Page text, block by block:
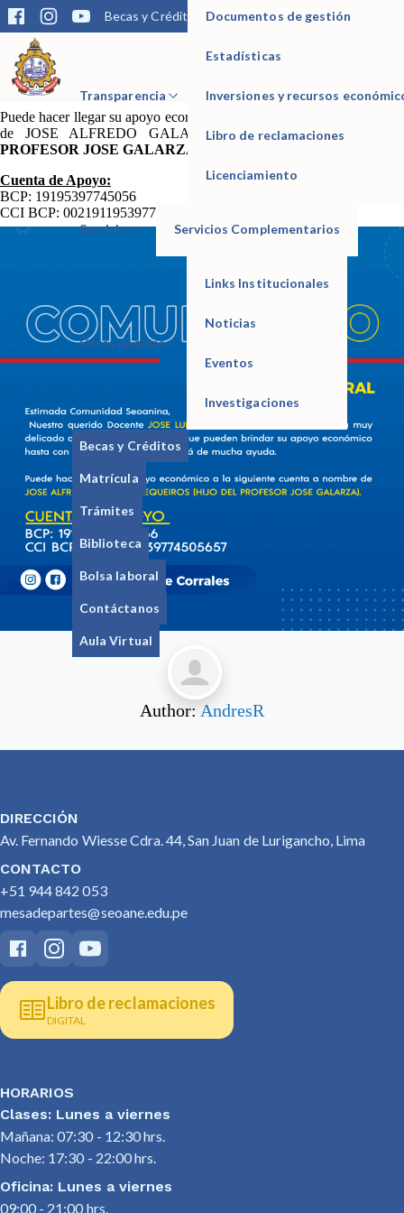
Becas y Créditos Matrícula Trámites Biblioteca
IESTP Manuel Seoane Corrales
Transparencia
Documentos de gestión
Estadísticas
Inversiones y recursos
Libro de reclamaciones
Licenciamiento
Servicios Servicios Complementarios
Otras páginas
Links Institucionales
Noticias
Eventos
Investigaciones
Becas y Créditos
Matrícula
Trámites
Biblioteca
Bolsa laboral
Contáctanos
Aula Virtual
Estimada Comunidad Seoanina.
Nuestro querido DocenteJOSE LUIS GALARZA SANCHEZ
encuentra muy delicado de salud (UCI) y aquellos quienes puedan
brindar su apoyo económico hasta con una mínima cantidad será de
mucha ayuda.
Puede hacer llegar su apoyo económico a la siguiente cuenta a nombre
de JOSE ALFREDO GALARZA SEQUEIROS (HIJO DEL
PROFESOR JOSE GALARZA
Cuenta de Apoyo:
BCP: 19195397745056
CCI BCP: 00219119539774505657
Author: AndresR
DIRECCIÓN
Av. Fernando Wiesse Cdra. 44, San Juan de Lurigancho, Lima
CONTACTO
+51 944 842 053
mesadepartes@seoane.edu.pe
Libro de reclamaciones
DIGITAL
HORARIOS
Clases: Lunes a viernes
Mañana: 07:30 - 12:30 hrs.
Noche: 17:30 - 22:00 hrs.
Oficina: Lunes a viernes
09:00 - 21:00 hrs.